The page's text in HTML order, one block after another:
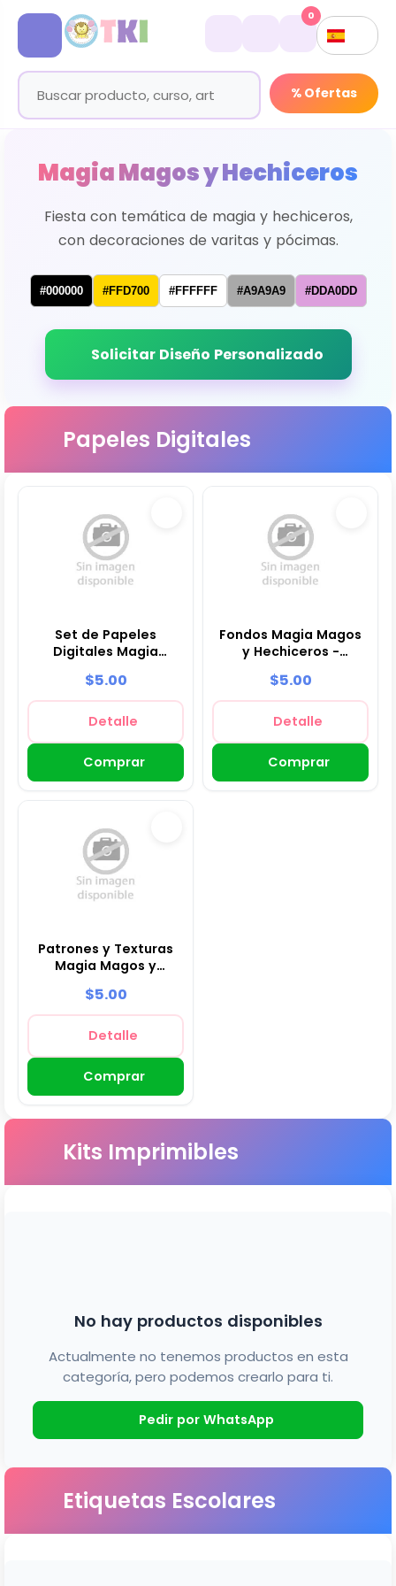
% Ofertas
0
Magia Magos y Hechiceros
Fiesta con temática de magia y hechiceros,
con decoraciones de varitas y pócimas.
#000000 #FFD700 #FFFFFF #A9A9A9 #DDA0DD
Solicitar Diseño Personalizado
Papeles Digitales
Set de Papeles
Digitales Magia
Fondos para Fiestas y
Scrapbooking
$5.00
Detalle
Comprar
Fondos Magia Magos
y Hechiceros -
para Decoración
$5.00
Detalle
Comprar
Patrones y Texturas
Magia Magos y
Scrapbook y Fiestas
$5.00
Detalle
Comprar
Kits Imprimibles
No hay productos disponibles
Actualmente no tenemos productos en esta
categoría, pero podemos crearlo para ti.
Pedir por WhatsApp
Etiquetas Escolares